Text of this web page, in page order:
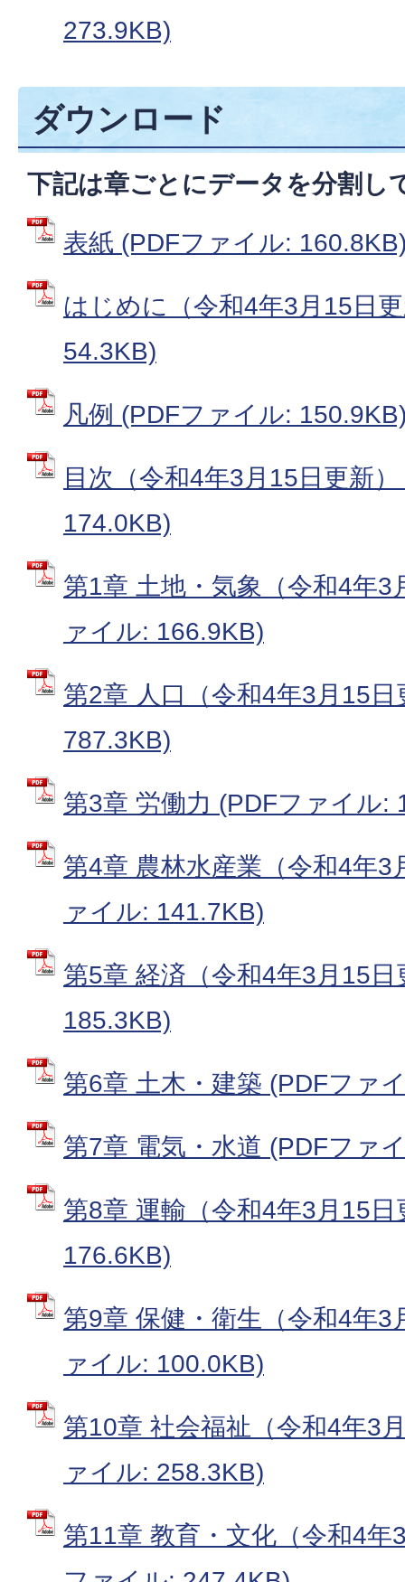
273.9KB)
ダウンロード
下記は章ごとにデータを分割し
表紙 (PDFファイル:
はじめに（令和4年3月15日
54.3KB)
凡例 (PDFファイル:
目次（令和4年3月15日更新
174.0KB)
第1章 土地・気象（令和4年3
ァイル: 166.9KB)
第2章 人口（令和4年3月15
787.3KB)
第3章 労働力 (PDFファイル:
第4章 農林水産業（令和4年3
ァイル: 141.7KB)
第5章 経済（令和4年3月15
185.3KB)
第6章 土木・建築 (PDFファ
第7章 電気・水道 (PDFファ
第8章 運輸（令和4年3月15
176.6KB)
第9章 保健・衛生（令和4年3
ァイル: 100.0KB)
第10章 社会福祉（令和4年3
ァイル: 258.3KB)
第11章 教育・文化（令和4年